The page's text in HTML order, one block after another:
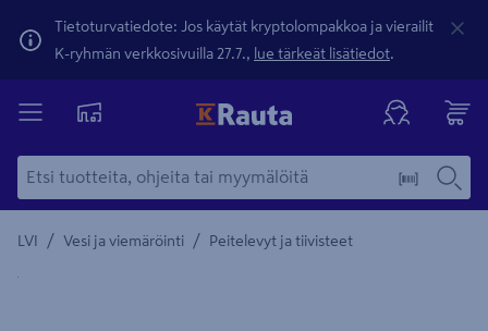
Tietoturvatiedote: Jos käytät kryptolompakkoa ja vierailit
K-ryhmän verkkosivuilla 27.7., lue tärkeät lisätiedot.
LVI / Vesi ja viemäröinti / Peitelevyt ja tiivisteet
Yksityiskohtainen kuvaus löytyy Tuotteen kuvaus -